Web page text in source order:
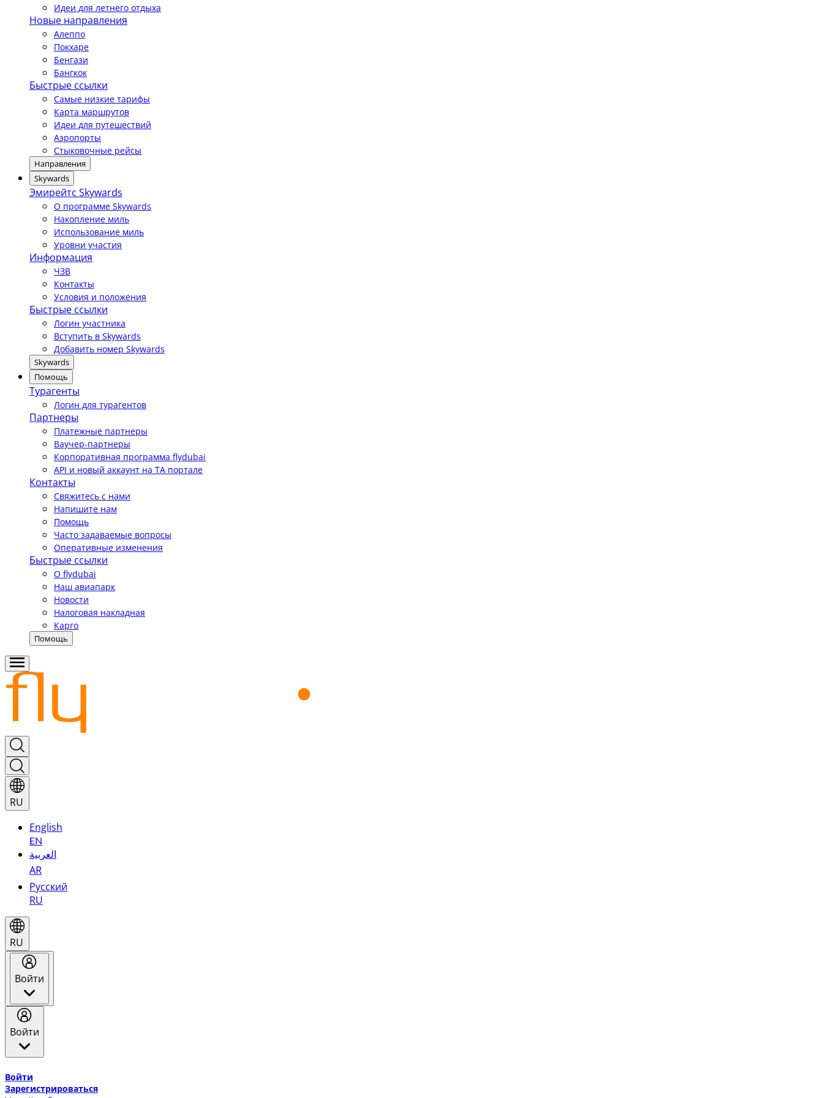
Идеи для летнего отдыха
Новые направления
Алеппо
Покхаре
Бенгази
Бангкок
Быстрые ссылки
Самые низкие тарифы
Карта маршрутов
Идеи для путешествий
Аэропорты
Стыковочные рейсы
Направления
Skywards
Эмирейтс Skywards
О программе Skywards
Накопление миль
Использование миль
Уровни участия
Информация
ЧЗВ
Контакты
Условия и положения
Быстрые ссылки
Логин участника
Вступить в Skywards
Добавить номер Skywards
Skywards
Помощь
Турагенты
Логин для турагентов
Партнеры
Платежные партнеры
Ваучер-партнеры
Корпоративная программа flydubai
API и новый аккаунт на TA портале
Контакты
Свяжитесь с нами
Напишите нам
Помощь
Часто задаваемые вопросы
Оперативные изменения
Быстрые ссылки
О flydubai
Наш авиапарк
Новости
Налоговая накладная
Карго
Помощь
RU
English
EN
العربية
AR
Русский
RU
RU
Войти
Войти
Войти
Зарегистрироваться